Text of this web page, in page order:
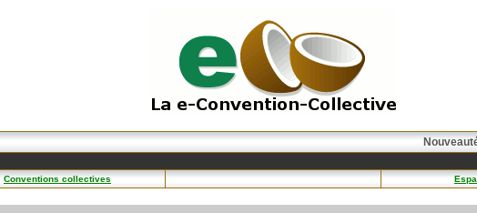
Conventions collectives